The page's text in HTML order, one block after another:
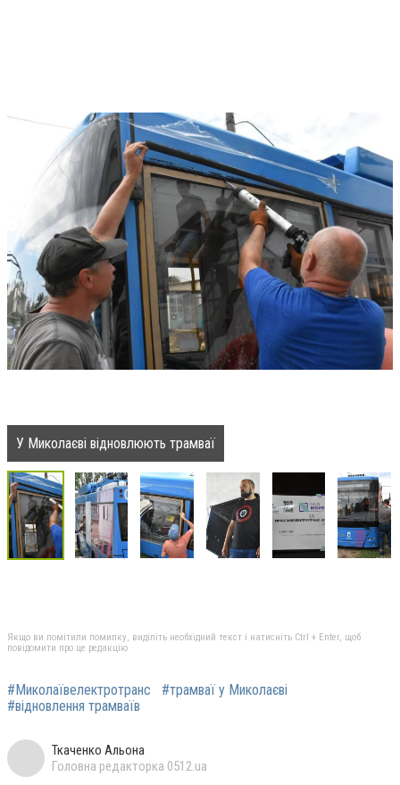
У Миколаєві відновлюють трамваї
Якщо ви помітили помилку, виділіть необхідний текст і натисніть Ctrl + Enter, щоб
повідомити про це редакцію
#Миколаївелектротранс
#трамваї у Миколаєві
#відновлення трамваїв
Ткаченко Альона
Головна редакторка 0512.ua